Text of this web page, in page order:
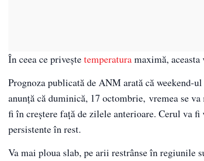
În ceea ce priveștetemperaturamaximă,
Prognoza publicată de ANM arată că weekend-
anunță că duminică, 17 octombrie, vremea se
fi în creștere față de zilele anterioare. Cerul va
persistente în rest.
Va mai ploua slab, pe arii restrânse în regiunile